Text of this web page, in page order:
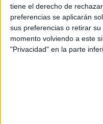
tiene el derecho de
preferencias se aplicarán
sus preferencias o retirar
momento volviendo a este
"Privacidad" en la parte